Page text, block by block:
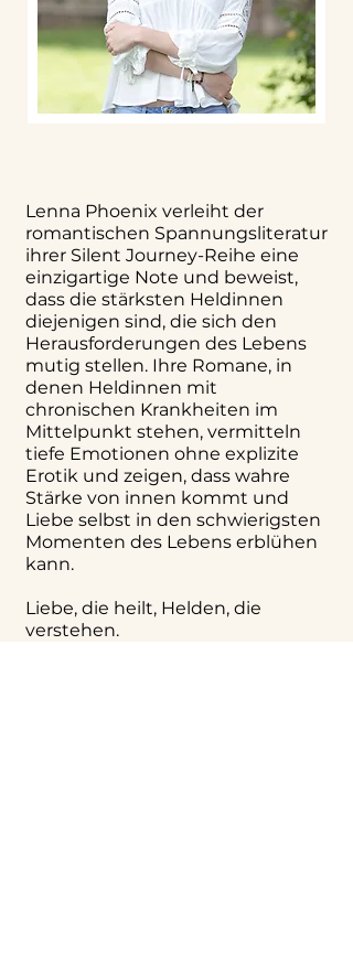
Lenna Phoenix verleiht der
romantischen Spannungsliteratur
ihrer Silent Journey-Reihe eine
einzigartige Note und beweist,
dass die stärksten Heldinnen
diejenigen sind, die sich den
Herausforderungen des Lebens
mutig stellen. Ihre Romane, in
denen Heldinnen mit
chronischen Krankheiten im
Mittelpunkt stehen, vermitteln
tiefe Emotionen ohne explizite
Erotik und zeigen, dass wahre
Stärke von innen kommt und
Liebe selbst in den schwierigsten
Momenten des Lebens erblühen
kann.
Liebe, die heilt, Helden, die
verstehen.